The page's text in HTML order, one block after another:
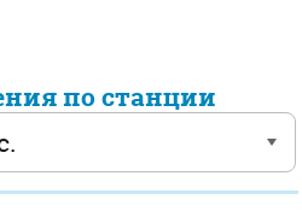
по станции